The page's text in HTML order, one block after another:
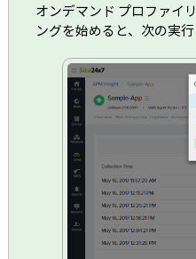
オンデマンド プロファイ
ングを始めると、次の実